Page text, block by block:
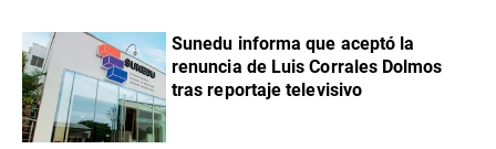
Sunedu informa que aceptó la
renuncia de Luis Corrales Dolmos
tras reportaje televisivo